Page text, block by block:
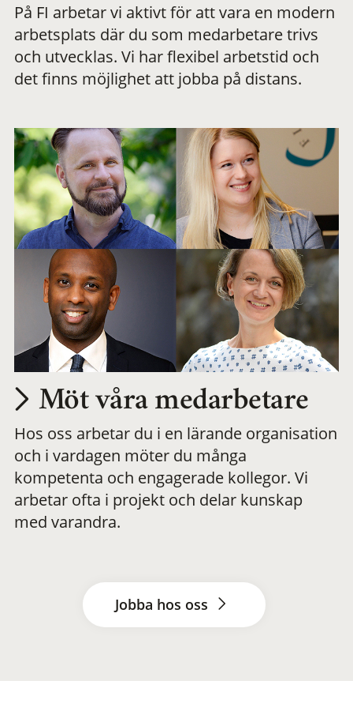
meningsfull och
flexibel
På FI arbetar vi aktivt för att vara en modern
arbetsplats där du som medarbetare trivs
och utvecklas. Vi har flexibel arbetstid och
det finns möjlighet att jobba på distans.
Möt våra medarbetare
Hos oss arbetar du i en lärande organisation
och i vardagen möter du många
kompetenta och engagerade kollegor. Vi
arbetar ofta i projekt och delar kunskap
med varandra.
Jobba hos oss